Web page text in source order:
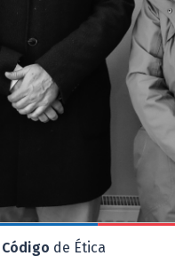
Código de Ética